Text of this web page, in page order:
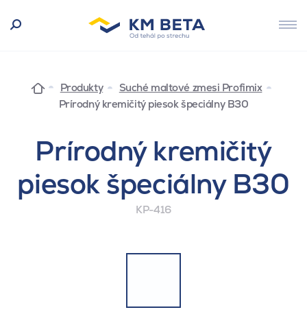
Produkty
Suché maltové zmesi Profimix
Prírodný kremičitý piesok špeciálny B30
Prírodný kremičitý
piesok špeciálny B30
KP-416